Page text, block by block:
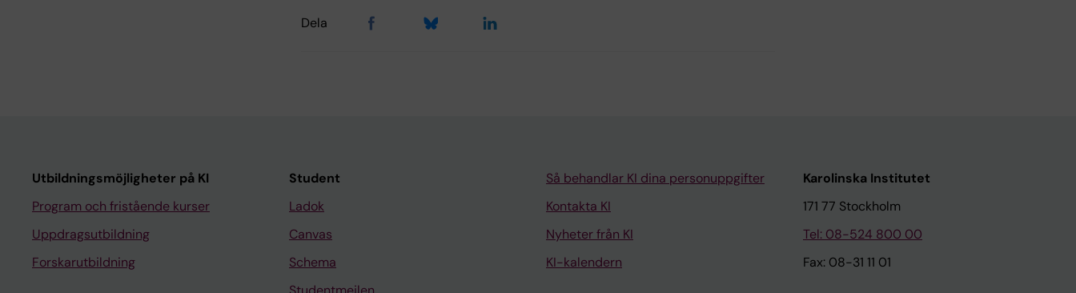
Dela
Utbildningsmöjligheter på KI
Program och fristående kurser
Uppdragsutbildning
Forskarutbildning
Student
Ladok
Canvas
Schema
Så behandlar KI dina personuppgifter
Kontakta KI
Nyheter från KI
KI-kalendern
Karolinska Institutet
171 77 Stockholm
Tel: 08-524 800 00
Fax: 08-31 11 01